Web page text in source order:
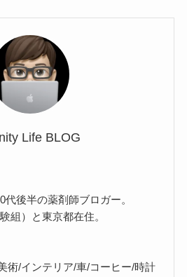
Life BLOG
後半の薬剤師ブロガー。
組）と東京都在住。
術/インテリア/車/コーヒー/時計